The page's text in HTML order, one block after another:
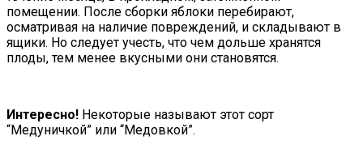
помещении. После сборки яблоки перебирают,
осматривая на наличие повреждений, и складывают в
ящики. Но следует учесть, что чем дольше хранятся
плоды, тем менее вкусными они становятся.
Интересно! Некоторые называют этот сорт
“Медуничкой” или “Медовкой”.